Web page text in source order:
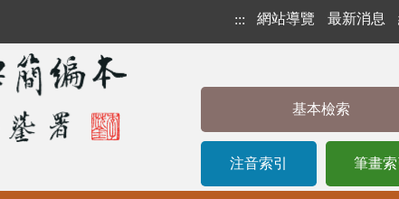
::: 網站導覽 最新消息
基本檢索
注音索引 筆畫索